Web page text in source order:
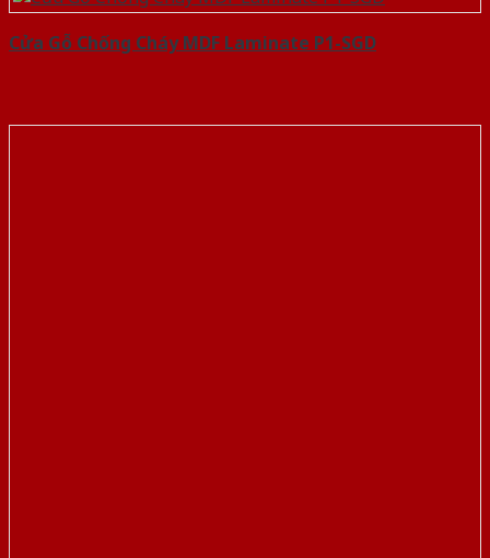
Cửa Gỗ Chống Cháy MDF Laminate P1-SGD